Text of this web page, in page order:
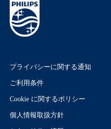
プライバシーに関する通知
ご利用条件
Cookie に関するポリシー
個人情報取扱方針